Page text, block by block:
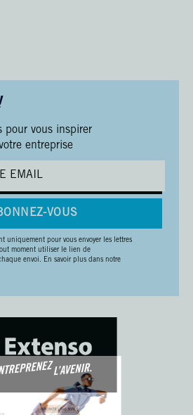
pour vous inspirer
entreprise
VOUS
uniquement pour vous envoyer les lettres
moment utiliser le lien de
envoi. En savoir plus dans notre
sert pas